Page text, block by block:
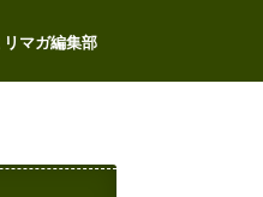
ム
ント
リマガ編集部
問い合わせ
ライバシー・ポリシー